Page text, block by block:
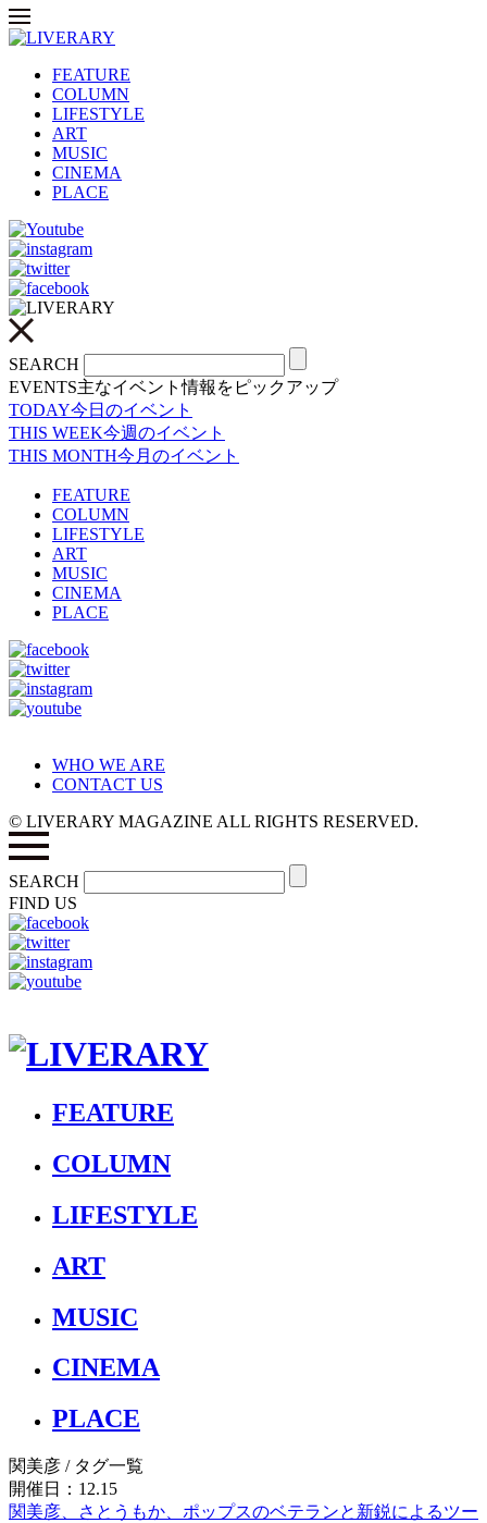
FEATURE
COLUMN
LIFESTYLE
ART
MUSIC
CINEMA
PLACE
SEARCH
EVENTS主なイベント情報をピックアップ
TODAY今日のイベント
THIS WEEK今週のイベント
THIS MONTH今月のイベント
FEATURE
COLUMN
LIFESTYLE
ART
MUSIC
CINEMA
PLACE
WHO WE ARE
CONTACT US
© LIVERARY MAGAZINE ALL RIGHTS RESERVED.
SEARCH
FIND US
FEATURE
COLUMN
LIFESTYLE
ART
MUSIC
CINEMA
PLACE
関美彦 / タグ一覧
開催日：12.15
関美彦、さとうもか、ポップスのベテランと新鋭によるツー